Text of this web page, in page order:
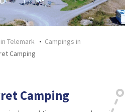
Telemark
Campings in
Camping
Camping